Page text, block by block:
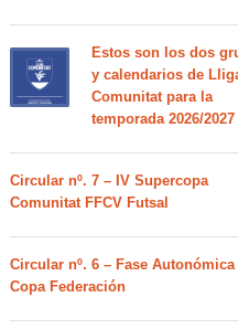
Estos son los dos
y calendarios de
Comunitat para la
temporada 2026/2027
Circular nº. 7 – IV Supercopa
Comunitat FFCV Futsal
Circular nº. 6 – Fase Autonómica
Copa Federación